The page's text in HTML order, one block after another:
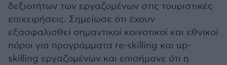
δεξιοτήτων των εργαζομένων στις τουριστικές
επιχειρήσεις. Σημείωσε ότι έχουν
εξασφαλισθεί σημαντικοί κοινοτικοί και εθνικοί
πόροι για προγράμματα re-skilling και up-
skilling εργαζομένων και επισήμανε ότι η